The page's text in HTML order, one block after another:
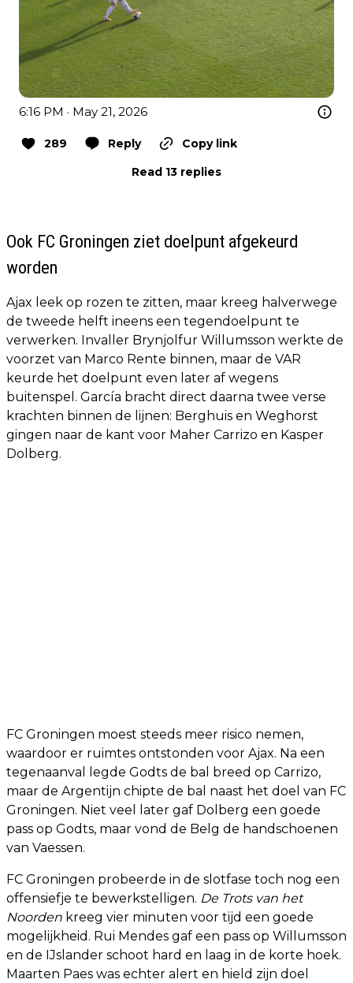
6:16 PM · May 21, 2026
289 Reply
Copy link
Read 13 replies
Ook FC Groningen ziet doelpunt afgekeurd
worden
Ajax leek op rozen te zitten, maar kreeg halverwege
de tweede helft ineens een tegendoelpunt te
verwerken. Invaller Brynjolfur Willumsson werkte de
voorzet van Marco Rente binnen, maar de VAR
keurde het doelpunt even later af wegens
buitenspel. García bracht direct daarna twee verse
krachten binnen de lijnen: Berghuis en Weghorst
gingen naar de kant voor Maher Carrizo en Kasper
Dolberg.
FC Groningen moest steeds meer risico nemen,
waardoor er ruimtes ontstonden voor Ajax. Na een
tegenaanval legde Godts de bal breed op Carrizo,
maar de Argentijn chipte de bal naast het doel van FC
Groningen. Niet veel later gaf Dolberg een goede
pass op Godts, maar vond de Belg de handschoenen
van Vaessen.
FC Groningen probeerde in de slotfase toch nog een
offensiefje te bewerkstelligen. De Trots van het
Noorden kreeg vier minuten voor tijd een goede
mogelijkheid. Rui Mendes gaf een pass op Willumsson
en de IJslander schoot hard en laag in de korte hoek.
Maarten Paes was echter alert en hield zijn doel